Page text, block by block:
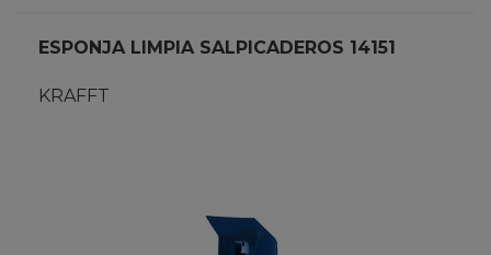
ESPONJA LIMPIA SALPICADEROS 14151
KRAFFT